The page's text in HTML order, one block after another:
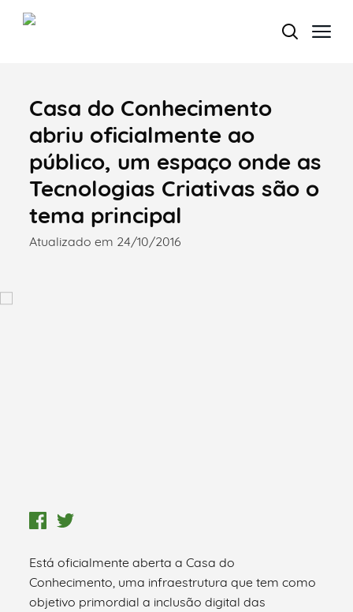
Termo de Pesquisa
Categorias gerais
Casa do Conhecimento
abriu oficialmente ao
público, um espaço onde as
Tecnologias Criativas são o
tema principal
Atualizado em 24/10/2016
Está oficialmente aberta a Casa do
Conhecimento, uma infraestrutura que tem como
objetivo primordial a inclusão digital das